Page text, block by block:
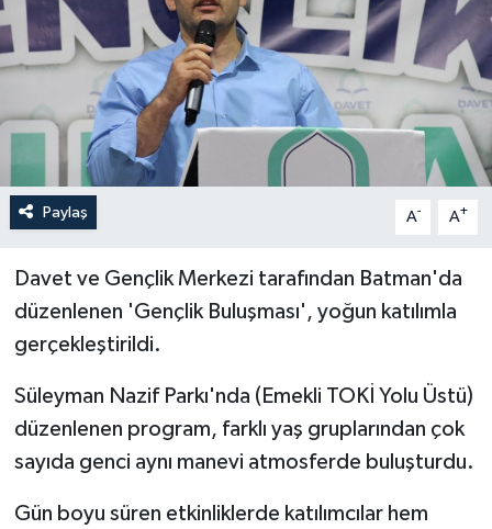
Paylaş A- A+
Davet ve Gençlik Merkezi tarafından Batman'da
düzenlenen 'Gençlik Buluşması', yoğun katılımla
gerçekleştirildi.
Süleyman Nazif Parkı'nda (Emekli TOKİ Yolu Üstü)
düzenlenen program, farklı yaş gruplarından çok
sayıda genci aynı manevi atmosferde buluşturdu.
Gün boyu süren etkinliklerde katılımcılar hem
Dünya
Eği̇ti̇m